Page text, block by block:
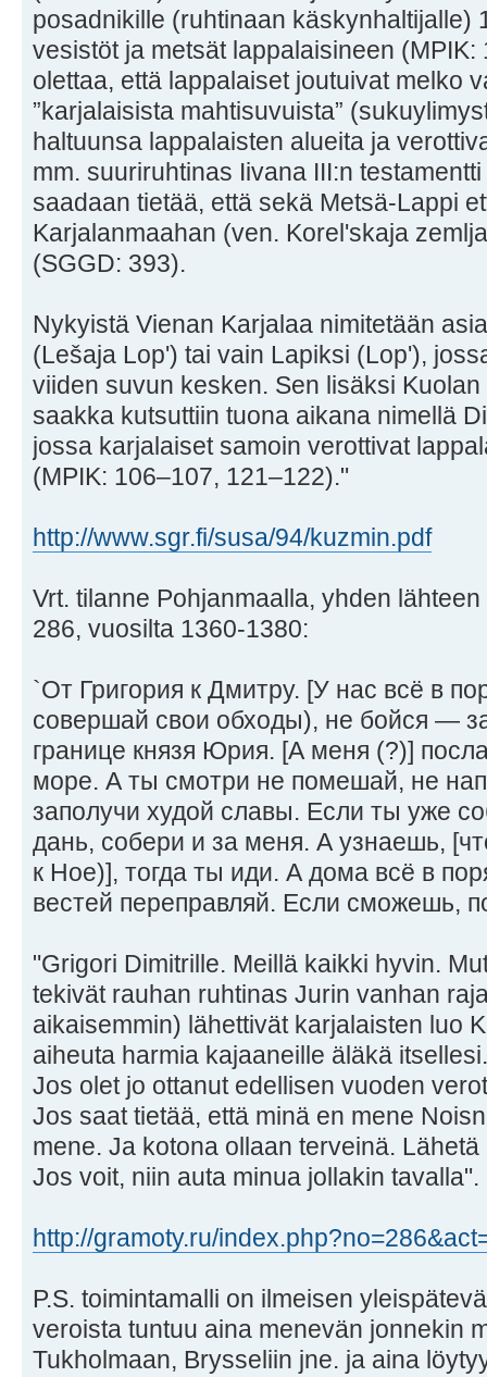
posadnikille (ruhtinaan käskynhaltijalle)
vesistöt ja metsät lappalaisineen
olettaa, että lappalaiset joutuivat melko
”karjalaisista mahtisuvuista”
haltuunsa lappalaisten alueita ja
mm. suuriruhtinas Iivana III:n
saadaan tietää, että sekä Metsä-Lappi
Karjalanmaahan (ven. Korelʹskaja
(SGGD: 393).
Nykyistä Vienan Karjalaa nimitetään
(Lešaja Lopʹ) tai vain Lapiksi (Lopʹ),
viiden suvun kesken. Sen lisäksi
saakka kutsuttiin tuona aikana nimellä
jossa karjalaiset samoin verottivat
(MPIK: 106–107, 121–122)."
http://www.sgr.fi/susa/94/kuzmin.pdf
Vrt. tilanne Pohjanmaalla, yhden
286, vuosilta 1360-1380:
`От Григория к Дмитру. [У нас всё в
совершай свои обходы), не бойся —
границе князя Юрия. [А меня (?)]
море. А ты смотри не помешай, не
заполучи худой славы. Если ты уже
дань, собери и за меня. А узнаешь,
к Ное)], тогда ты иди. А дома всё в
вестей переправляй. Если сможешь,
"Grigori Dimitrille. Meillä kaikki hyvin.
tekivät rauhan ruhtinas Jurin vanhan
aikaisemmin) lähettivät karjalaisten luo
aiheuta harmia kajaaneille äläkä
Jos olet jo ottanut edellisen vuoden
Jos saat tietää, että minä en mene
mene. Ja kotona ollaan terveinä.
Jos voit, niin auta minua jollakin tavalla".
http://gramoty.ru/
P.S. toimintamalli on ilmeisen
veroista tuntuu aina menevän jonnekin
Tukholmaan, Brysseliin jne. ja aina